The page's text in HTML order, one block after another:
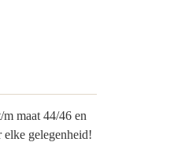
maat 44/46 en
gelegenheid!